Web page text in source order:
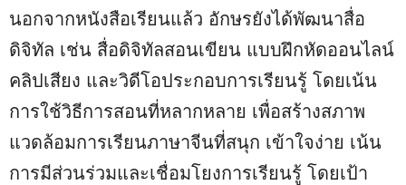
นอกจากหนังสือเรียนแล้ว อักษรยังได้พัฒนาสื่อ
ดิจิทัล เช่น สื่อดิจิทัลสอนเขียน แบบฝึกหัดออนไลน์
คลิปเสียง และวิดีโอประกอบการเรียนรู้ โดยเน้น
การใช้วิธีการสอนที่หลากหลาย เพื่อสร้างสภาพ
แวดล้อมการเรียนภาษาจีนที่สนุก เข้าใจง่าย เน้น
การมีส่วนร่วมและเชื่อมโยงการเรียนรู้ โดยเป้า